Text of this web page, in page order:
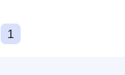
1